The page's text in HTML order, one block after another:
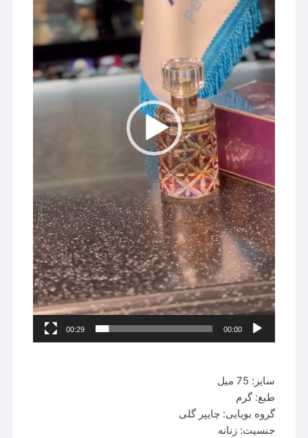
00:00
00:29
سایز: 75 میل
طبع: گرم
گروه بویایی: چایپر گلی
جنسیت: زنانه